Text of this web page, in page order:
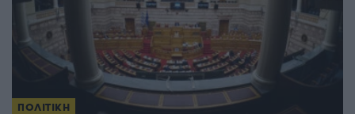
ΠΟΛΙΤΙΚΗ